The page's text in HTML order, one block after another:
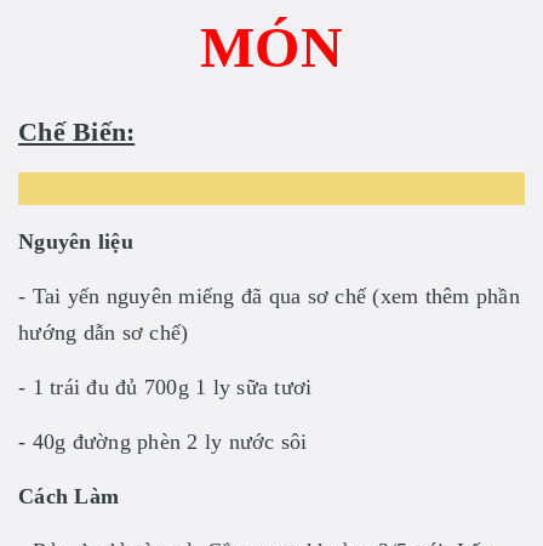
MÓN
Chế Biến:
Nguyên liệu
- Tai yến nguyên miếng đã qua sơ chế (xem thêm phần
hướng dẫn sơ chế)
- 1 trái đu đủ 700g 1 ly sữa tươi
- 40g đường phèn 2 ly nước sôi
Cách Làm